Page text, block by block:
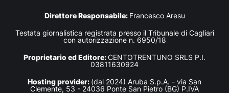
Direttore Responsabile: Francesco Aresu
Testata giornalistica registrata presso il Tribunale di Cagliari
con autorizzazione n. 6950/18
Proprietario ed Editore:CENTOTRENTUNO SRLS P.I.
03811630924
Hosting provider: (dal 2024) Aruba S.p.A. - via San
Clemente, 53 - 24036 Ponte San Pietro (BG) P.IVA